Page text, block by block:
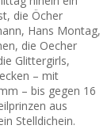
die Öcher
Hans Montag,
die Oecher
Glittergirls,
– mit
– bis gegen 16
aus
Stelldichein.